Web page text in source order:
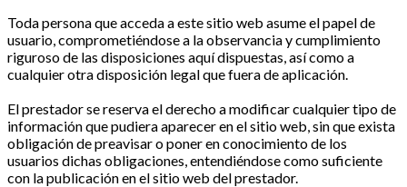
Toda persona que acceda a este sitio web asume el papel de
usuario, comprometiéndose a la observancia y cumplimiento
riguroso de las disposiciones aquí dispuestas, así como a
cualquier otra disposición legal que fuera de aplicación.
El prestador se reserva el derecho a modificar cualquier tipo de
información que pudiera aparecer en el sitio web, sin que exista
obligación de preavisar o poner en conocimiento de los
usuarios dichas obligaciones, entendiéndose como suficiente
con la publicación en el sitio web del prestador.